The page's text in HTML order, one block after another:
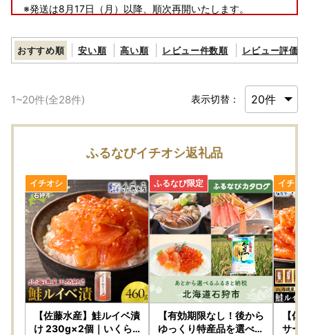
※発送は8月17日（月）以降、順次再開いたします。
--------
※青果物につきましては、収穫状況により、発送を控える期
間中でも発送させていただく場合がございます。
※ご不在等によりお受け取りが難しい場合は、お早めに石狩
市ふるさと納税お問合せセンターまでご連絡ください。
※原則、お盆期間中の発送は控えさせていただきますが、一
部の返礼品につきましては8月8日以降も発送する場合がご
ざいます。
※返礼品のお受取日のご指定は承ることができません。あら
かじめご了承ください。
おすすめ順 安い順 高い順 レビュー件数順 レビュー評価順
1~20件(全28件) 表示切替：
ふるなびイチオシ返礼品
【佐藤水産】鮭ルイベ漬
け 230g×2個｜いくら
【有効期限なし！後から
ゆっくり特産品を選べる
【佐
サー